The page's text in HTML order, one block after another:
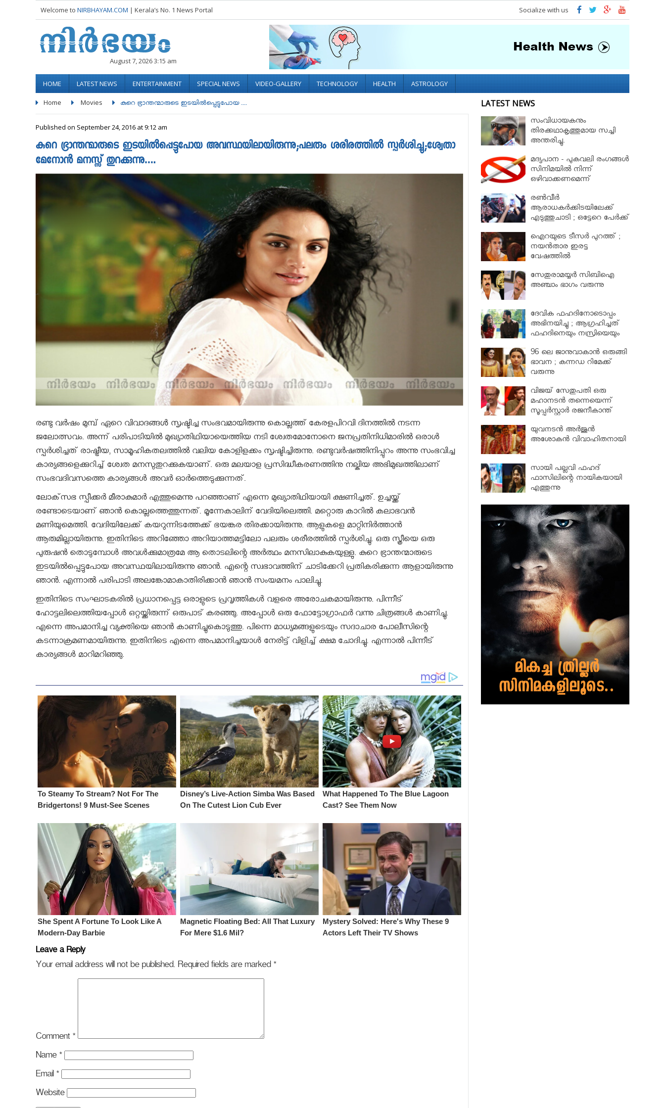
Welcome to NIRBHAYAM.COM | Kerala’s No. 1 News Portal Socialize with us
August 7, 2026 3:15 am
HOME LATEST NEWS ENTERTAINMENT SPECIAL NEWS VIDEO-GALLERY TECHNOLOGY HEALTH ASTROLOGY
Home Movies കുറെ ഭ്രാന്തന്മാരുടെ ഇടയില്‍പ്പെട്ടുപോയ ....
Published on September 24, 2016 at 9:12 am
കുറെ ഭ്രാന്തന്മാരുടെ ഇടയില്‍പ്പെട്ടുപോയ അവസ്ഥയിലായിരുന്നു;പലരും ശരീരത്തിൽ സ്പർശിച്ചു;ശ്വേതാ
മേനോൻ മനസ്സ് തുറക്കുന്നു….
രണ്ടു വര്‍ഷം മുമ്പ് ഏറെ വിവാദങ്ങൾ സൃഷ്ടിച്ച സംഭവമായിരുന്നു കൊല്ലത്ത് കേരളപിറവി ദിനത്തില്‍ നടന്ന
ജലോത്സവം. അന്ന് പരിപാടിയില്‍ മുഖ്യാതിഥിയായെത്തിയ നടി ശ്വേതമോനോനെ ജനപ്രതിനിധിമാരില്‍ ഒരാള്‍
സ്പര്‍ശിച്ചത് രാഷ്ട്രീയ, സാമൂഹികതലത്തില്‍ വലിയ കോളിളക്കം സൃഷ്ടിച്ചിരുന്നു. രണ്ടുവര്‍ഷത്തിനിപ്പുറം അന്നു സംഭവിച്ച
കാര്യങ്ങളെക്കുറിച്ച് ശ്വേത മനസുതുറക്കുകയാണ്. ഒരു മലയാള പ്രസിദ്ധീകരണത്തിനു നല്കിയ അഭിമുഖത്തിലാണ്
സംഭവദിവസത്തെ കാര്യങ്ങള്‍ അവര്‍ ഓര്‍ത്തെടുക്കുന്നത്.
ലോക്‌സഭ സ്പീക്കര്‍ മീരാകുമാര്‍ എത്തുമെന്നു പറഞ്ഞാണ് എന്നെ മുഖ്യാതിഥിയായി ക്ഷണിച്ചത്. ഉച്ചയ്ക്ക്
രണ്ടോടെയാണ് ഞാന്‍ കൊല്ലത്തെത്തുന്നത്. മൂന്നേകാലിന് വേദിയിലെത്തി. മറ്റൊരു കാറില്‍ കലാഭവന്‍
മണിയുമെത്തി. വേദിയിലേക്ക് കയറുന്നിടത്തേക്ക് ഭയങ്കര തിരക്കായിരുന്നു. ആളുകളെ മാറ്റിനിര്‍ത്താന്‍
ആരുമില്ലായിരുന്നു. ഇതിനിടെ അറിഞ്ഞോ അറിയാത്തമട്ടിലോ പലരും ശരീരത്തില്‍ സ്പര്‍ശിച്ചു. ഒരു സ്ത്രീയെ ഒരു
പുരുഷന്‍ തൊടുമ്പോള്‍ അവള്‍ക്കുമാത്രമേ ആ തൊടലിന്റെ അര്‍ത്ഥം മനസിലാകുകയുള്ളു. കുറെ ഭ്രാന്തന്മാരുടെ
ഇടയില്‍പ്പെട്ടുപോയ അവസ്ഥയിലായിരുന്നു ഞാന്‍. എന്റെ സ്വഭാവത്തിന് ചാടിക്കേറി പ്രതികരിക്കുന്ന ആളായിരുന്നു
ഞാന്‍. എന്നാല്‍ പരിപാടി അലങ്കോമാകാതിരിക്കാന്‍ ഞാന്‍ സംയമനം പാലിച്ചു.
ഇതിനിടെ സംഘാടകരില്‍ പ്രധാനപ്പെട്ട ഒരാളുടെ പ്രവൃത്തികള്‍ വളരെ അരോചകമായിരുന്നു. പിന്നീട്
ഹോട്ടലിലെത്തിയപ്പോള്‍ ഒറ്റയ്ക്കിരുന്ന് ഒരുപാട് കരഞ്ഞു. അപ്പോള്‍ ഒരു ഫോട്ടോഗ്രാഫര്‍ വന്നു ചിത്രങ്ങള്‍ കാണിച്ചു.
എന്നെ അപമാനിച്ച വ്യക്തിയെ ഞാന്‍ കാണിച്ചുകൊടുത്തു. പിന്നെ മാധ്യമങ്ങളുടെയും സദാചാര പോലീസിന്റെ
കടന്നാക്രമണമായിരുന്നു. ഇതിനിടെ എന്നെ അപമാനിച്ചയാള്‍ നേരിട്ട് വിളിച്ച് ക്ഷമ ചോദിച്ചു. എന്നാല്‍ പിന്നീട്
കാര്യങ്ങള്‍ മാറിമറിഞ്ഞു.
Leave a Reply
Your email address will not be published. Required fields are marked *
Comment *
Name *
Email *
Website
LATEST NEWS
സംവിധായകനും
തിരക്കഥാകൃത്തുമായ സച്ചി
അന്തരിച്ചു.
മദ്യപാന - പുകവലി രംഗങ്ങള്‍
സിനിമയില്‍ നിന്ന്
ഒഴിവാക്കണമെന്ന്
രണ്‍വീര്‍
ആരാധകര്‍ക്കിടയിലേക്ക്
എടുത്തുചാടി ; ഒട്ടേറെ പേര്‍ക്ക്
ഐറയുടെ ടീസര്‍ പുറത്ത് ;
നയന്‍താര ഇരട്ട
വേഷത്തില്‍
സേതുരാമയ്യർ സിബിഐ
അഞ്ചാം ഭാഗം വരുന്നു
ദേവിക ഫഹദിനോടൊപ്പം
അഭിനയിച്ചു ; ആഗ്രഹിച്ചത്
ഫഹദിനെയും നസ്രിയെയും
96 ലെ ജാനുവാകാന്‍ ഒരുങ്ങി
ഭാവന ; കന്നഡ റിമേക്ക്
വരുന്നു
വിജയ് സേതുപതി ഒരു
മഹാനടന്‍ തന്നെയെന്ന്
സൂപ്പര്‍സ്റ്റാര്‍ രജനീകാന്ത്
യുവനടന്‍ അര്‍ജുന്‍
അശോകന്‍ വിവാഹിതനായി
സായി പല്ലവി ഫഹദ്
ഫാസിലിന്റെ നായികയായി
എത്തുന്നു